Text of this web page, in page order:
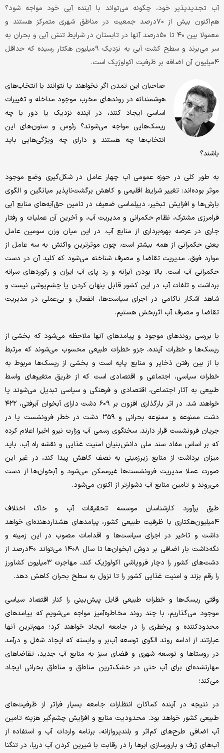
آب تجدیدپذیر خود، چگونه می‌تواند با آینده آبی خود مواجه شود؟
هم‌اکنون بیش از ۷۰درصد جمعیت در مناطق شهری متمرکز هستند و
معمولا بین ۴۰ تا ۵۰درصد آنها در تابستان در شرایط تنش آبی و بحران به
سر می‌برند و سطح کشت آبی به نزدیک ۹‌میلیون هکتار رسیده که حداقل
۴‌میلیون آن اضافه بر ظرفیت اکولوژیک است.
صاحبان این تمدن اگر نخواهند یا نتوانند با انتخاب‌های
هوشمندانه در روندهای مخرب موجود مداخله و تغییرات
اساسی ایجاد کنند، در آینده نزدیک یا دور با چه
ریسک‌هایی مواجه می‌شوند؟ رئوس و ستون‌های این
انتخاب‌ها چه هستند و دارای چه ویژگی‌هایی باید
باشند؟
به طور کلی در حوزه عمومی آب چهار عامل در شکل‌گیری وضع موجود
موثر بوده‌اند: تغییر شرایط اقلیمی و کاهش برگشت‌ناپذیر میانگین و الگوی
بارش‌ها و افزایش تبخیر، دیپلماسی ضعیف در تامین حق‌آبه‌های منابع آبی
فرامرزی مشترک، نظام حکمرانی و مدیریت آب، و آخرین آن عملیات و رفتار
جاری در عرصه بهره‌برداری از منابع آب. در این میان وزن سومین عامل
یعنی حکمرانی از همه بیشتر است. چون موثرترین واکنش به سه عامل از
موارد فوق، مدیریت تقاضا و مصرف شناخته می‌شود که کلید آن در دست
حکمرانی آب است. بالا بودن آبرانه و رد پای آب ایران و رکوردهای سرانه
برداشت و تلفات آب در این کشور قابل پنهان کردن یا چشم‌پوشی نیست و
شاهد آشکار ناکامی در اجرای سیاست‌ها، انفعال و بی‌عملی در مدیریت
تقاضا و مصرف آب اثربخش هستیم.
با بررسی روندهای موجود و پیامدهای آنها ملاحظه می‌شود که بخشی از
ریسک‌ها و خطرات آینده، جزو خطرات طبیعی محسوب می‌شوند که مرتبط
با از بین رفتن ذخایر و منابع پایه است و بخشی از ریسک‌ها مربوط به
خطرات سیاسی، اجتماعی و اقتصادی است که از طریق متغیرهای واسط
طبیعی به آثار اجتماعی، اقتصادی و فرهنگی و سیاسی تبدیل می‌شوند یا
خواهند شد. در اثر بارگذاری افزون بر ۶۰۹ دشت دارای آبخوان آبرفتی، ۴۲۲
دشت ممنوعه و ممنوعه بحرانی و ۳۵۹ دشت در خطر فرونشست یا در
جریان فرونشست قرار دارند. سخنگوی رسمی آب وزارت نیرو اخیرا اعلام کرده
که بر اساس مفاد سند ملی دانش‌بنیان امنیت غذایی و نقشه راه آب، باید
میزان برداشت از منابع زیرزمینی به نصف کاهش پیدا کند، در غیر این
صورت عملا مدیریت فرونشست‌ها غیرممکن می‌شود و آبخوان‌ها از دست
می‌روند و تامین منابع آب دشوارتر از اکنون می‌شود.
طبق برآورد کارشناسان موسسه تحقیقات آب و خاک اختلاف
۴‌میلیون‌هکتاری با ظرفیت طبیعی کشور، پیامدهای هشدار‌دهنده‌ای خواهد
داشت و تاخیر در اجرای سیاست‌ها و اقدامات مصوب در این زمینه و
نگه‌داشت بار اضافی بر دوش آبخوان‌ها تا سال ۱۴۰۸ می‌تواند ۴۰درصد از
دشت‌های کشور را دچار فروپاشی اکولوژیک کند، مهاجرت ۳‌میلیون کشاورز
را رقم بزند و امنیت غذایی کشور را تا نزول به سطح بحران کاهش دهد.
وقتی ریسک‌ها و خطرات طبیعی قابل پیش‌بینی را کنار اقتصاد سیاسی
موجود می‌گذاریم، با چند روند مخاطره‌آمیز مواجه می‌شویم که پیامدهای
محدودکننده و پرخطری را در جامعه ایجاد خواهند کرد؛ مهم‌ترین آنها
عبارتند از ادامه روند الگوی توسعه آب‌بر و وابسته که ایجاد شغل و درآمد
در روستاها و توسعه شهری و فضای سبز به منابع آب جدید، تقاضاهای
مهارنشده‌ای برای آب حتی در خشک‌ترین مناطق و مناطق بحرانی ایجاد
می‌کند؛
در نتیجه در آینده کماکان انتظارات جامعه بسیار فراتر از ظرفیت‌های
طبیعی کشور خواهد بود. محدودیت منابع و افزایش چشم‌گیر هزینه تامین
آب اضافی طرح‌های کم‌اثر و بلندپروازانه، برنامه واردات آب و استفاده از
آب‌های ژرف و بارورسازی ابرها را در رقابت با شیرین کردن آب دریا، در تنگنا